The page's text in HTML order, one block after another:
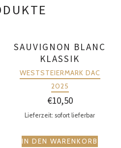
SAUVIGNON BLANC
KLASSIK
WESTSTEIERMARK DAC
2025
€10,50
Lieferzeit: sofort lieferbar
IN DEN WARENKORB